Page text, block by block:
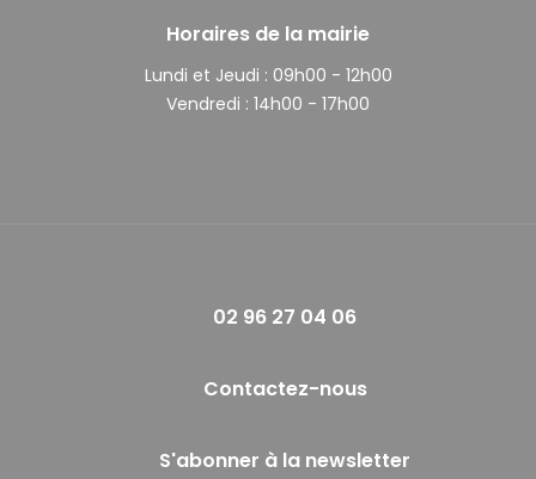
Horaires de la mairie
Lundi et Jeudi : 09h00 - 12h00
Vendredi : 14h00 - 17h00
02 96 27 04 06
Contactez-nous
S'abonner à la newsletter